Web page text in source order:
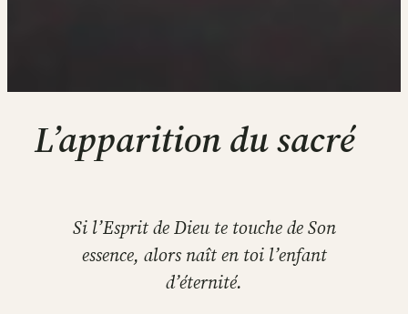
L’apparition du sacré
Si l’Esprit de Dieu te touche de Son
essence, alors naît en toi l’enfant
d’éternité.